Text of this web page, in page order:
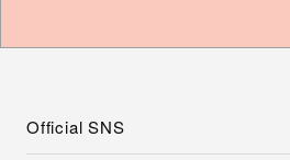
Official SNS